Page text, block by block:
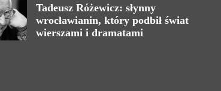
Tadeusz Różewicz: słynny
wrocławianin, który podbił świat
wierszami i dramatami